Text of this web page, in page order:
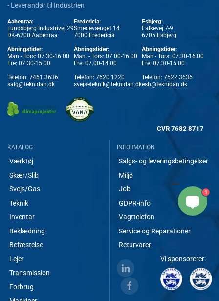
- Leverandør til Industrien
Aabenraa:
Lundsbjerg Industrivej 29
DK-6200 Aabenraa
Åbningstider:
Man - Tors: 07.30-16.00
Fre: 07.30-15.00
Telefon: 7461 3636
salg@teknidan.dk
Fredericia:
Smedevænget 14
7000 Fredericia
Åbningstider:
Man. - Tors: 07.00-16.00
Fre: 07.00-14.00
Telefon: 7620 1220
svejseteknik@teknidan.dk
Esbjerg:
Falkevej 7-9
6705 Esbjerg
Åbningstider:
Man - Tors: 07.30-16.00
Fre: 07.30-15.00
Telefon: 7522 3636
esb@teknidan.dk
CVR 7682 8717
KATALOG
Værktøj
Skær/Slib
Svejs/Gas
Teknik
Inventar
Beklædning
Befæstelse
Lejer
Transmission
Forbrug
INFORMATION
Salgs- og leveringsbetingelser
Miljø
Job
GDPR-info
Vagttelefon
Service og Reparationer
Returvarer
Vi sponsorerer:
1